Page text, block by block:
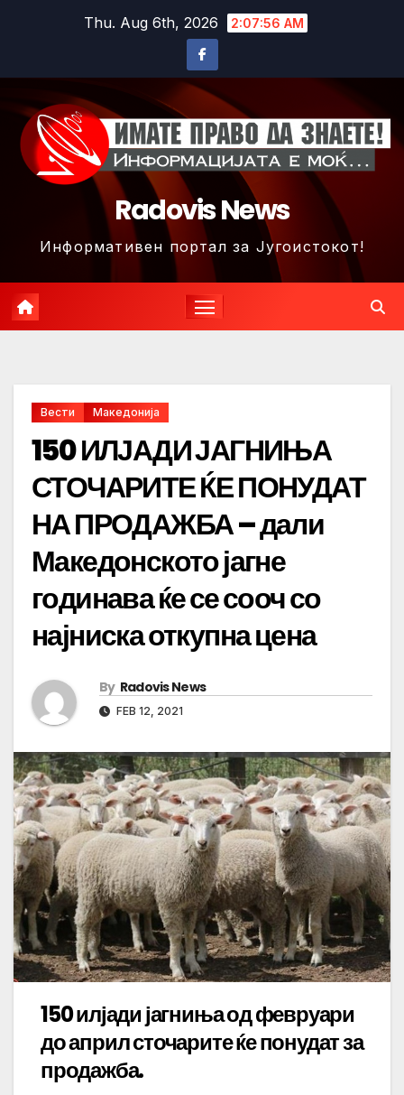
Thu. Aug 6th, 2026 2:07:58 AM
Radovis News
Информативен портал за Југоистокот!
Вести Македонија
150 ИЛЈАДИ ЈАГНИЊА
СТОЧАРИТЕ ЌЕ ПОНУДАТ
НА ПРОДАЖБА – дали
Македонското јагне
годинава ќе се сооч со
најниска откупна цена
By Radovis News
FEB 12, 2021
150 илјади јагниња од февруари
до април сточарите ќе понудат за
продажба.